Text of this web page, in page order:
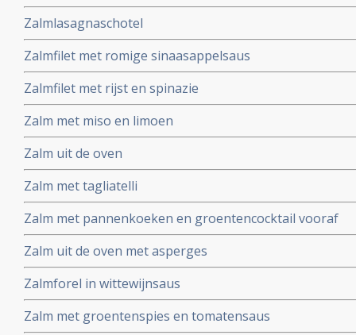
Zalmlasagnaschotel
Zalmfilet met romige sinaasappelsaus
Zalmfilet met rijst en spinazie
Zalm met miso en limoen
Zalm uit de oven
Zalm met tagliatelli
Zalm met pannenkoeken en groentencocktail vooraf
Zalm uit de oven met asperges
Zalmforel in wittewijnsaus
Zalm met groentenspies en tomatensaus